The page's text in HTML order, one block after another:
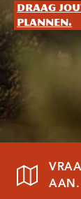
Draag
plannen.
AAN.